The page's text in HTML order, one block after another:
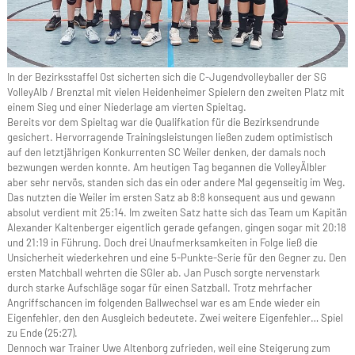
In der Bezirksstaffel Ost sicherten sich die C-Jugendvolleyballer der SG
VolleyAlb / Brenztal mit vielen Heidenheimer Spielern den zweiten Platz mit
einem Sieg und einer Niederlage am vierten Spieltag.
Bereits vor dem Spieltag war die Qualifkation für die Bezirksendrunde
gesichert. Hervorragende Trainingsleistungen ließen zudem optimistisch
auf den letztjährigen Konkurrenten SC Weiler denken, der damals noch
bezwungen werden konnte. Am heutigen Tag begannen die VolleyÄlbler
aber sehr nervös, standen sich das ein oder andere Mal gegenseitig im Weg.
Das nutzten die Weiler im ersten Satz ab 8:8 konsequent aus und gewann
absolut verdient mit 25:14. Im zweiten Satz hatte sich das Team um Kapitän
Alexander Kaltenberger eigentlich gerade gefangen, gingen sogar mit 20:18
und 21:19 in Führung. Doch drei Unaufmerksamkeiten in Folge ließ die
Unsicherheit wiederkehren und eine 5-Punkte-Serie für den Gegner zu. Den
ersten Matchball wehrten die SGler ab. Jan Pusch sorgte nervenstark
durch starke Aufschläge sogar für einen Satzball. Trotz mehrfacher
Angriffschancen im folgenden Ballwechsel war es am Ende wieder ein
Eigenfehler, den den Ausgleich bedeutete. Zwei weitere Eigenfehler… Spiel
zu Ende (25:27).
Dennoch war Trainer Uwe Altenborg zufrieden, weil eine Steigerung zum